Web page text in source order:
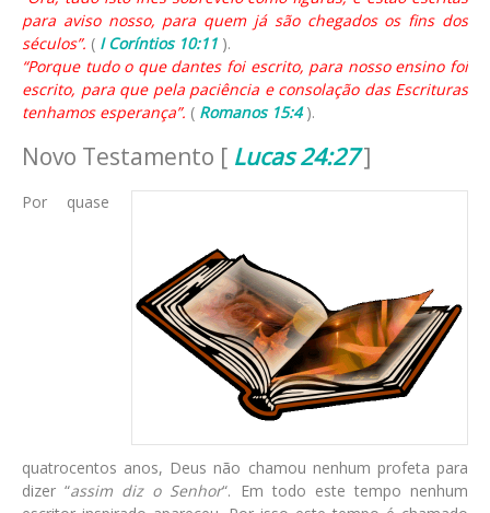
para aviso nosso, para quem já são chegados os fins dos
séculos”. ( I Coríntios 10:11 ).
“Porque tudo o que dantes foi escrito, para nosso ensino foi
escrito, para que pela paciência e consolação das Escrituras
tenhamos esperança”. ( Romanos 15:4).
Novo Testamento [ Lucas 24:27]
Por quase
quatrocentos anos, Deus não chamou nenhum profeta para
dizer “assim diz o Senhor“. Em todo este tempo nenhum